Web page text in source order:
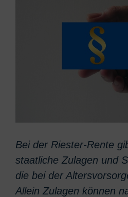
Bei der Riester-Rente
staatliche Zulagen und
die bei der
Allein Zulagen können